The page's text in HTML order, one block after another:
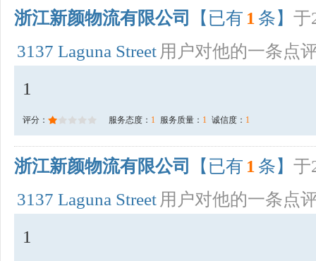
浙江新颜物流有限公司 【已有 1 条】 于
3137 Laguna Street 用户对他的一条点
1
评分： 服务态度： 1 服务质量： 1 诚信度： 1
浙江新颜物流有限公司 【已有 1 条】 于
3137 Laguna Street 用户对他的一条点
1